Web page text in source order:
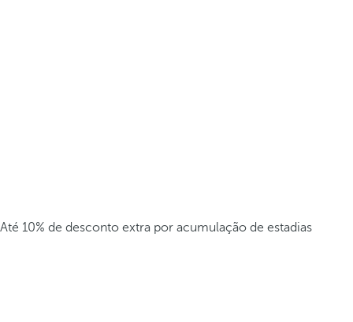
Até 10% de desconto extra por acumulação de estadias